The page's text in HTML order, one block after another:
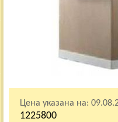
Цена указана на:
1225800